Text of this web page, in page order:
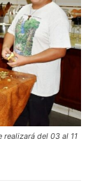
realizará del 03 al 11